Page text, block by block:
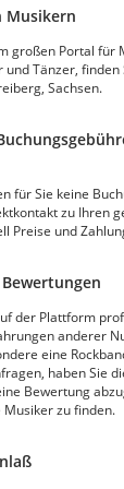
Musikern
großen Portal für
Tänzer,
Sachsen.
für Sie keine
zu Ihren
Preise und
der Plattform
anderer
eine
haben Sie
Bewertung
zu finden.